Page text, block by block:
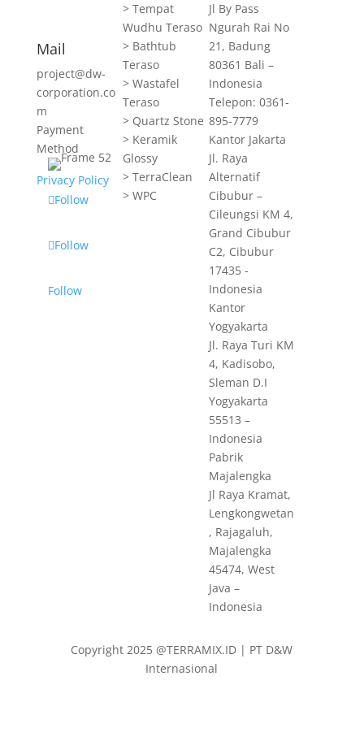
Mail
project@dw-
corporation.co
m
Payment
Method
Privacy Policy
Follow
Follow
Follow
> Tempat
Wudhu Teraso
> Bathtub
Teraso
> Wastafel
Teraso
> Quartz Stone
> Keramik
Glossy
> TerraClean
> WPC
Jl By Pass
Ngurah Rai No
21, Badung
80361 Bali –
Indonesia
Telepon: 0361-
895-7779
Kantor Jakarta
Jl. Raya
Alternatif
Cibubur –
Cileungsi KM 4,
Grand Cibubur
C2, Cibubur
17435 -
Indonesia
Kantor
Yogyakarta
Jl. Raya Turi KM
4, Kadisobo,
Sleman D.I
Yogyakarta
55513 –
Indonesia
Pabrik
Majalengka
Jl Raya Kramat,
Lengkongwetan
, Rajagaluh,
Majalengka
45474, West
Java –
Indonesia
Copyright 2025 @TERRAMIX.ID | PT D&W
Internasional